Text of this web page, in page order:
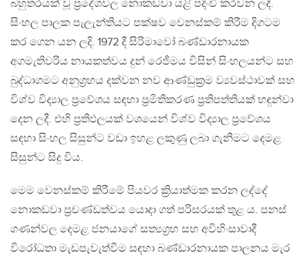
බහුතරයක් වූ ප්‍රදේශවල නොකඩවා යළි පදිංචි කරවන ලදී.
සිංහල පාලක පැලැන්තියට පක්ෂව වෙනස්කම් කිරීම දිගටම
කර ගෙන යන ලදි. 1972 දී සිරිමාවෝ බණ්ඩාරනායක
අගමැතිවරිය නායකත්වය දුන් රෙජීමය විසින් සිංහලයන්ට සහ
බුද්ධාගමට අනුග්‍රහය දක්වන නව ආණ්ඩුක්‍රම ව්‍යවස්ථාවක් සහ
විශ්ව විද්‍යාල ප්‍රවේශය සඳහා ප්‍රමිතිකරණ ප්‍රතිපත්තියක් හඳුන්වා
දෙන ලදී. එහි ප්‍රතිඵලයක් වශයෙන් විශ්ව විද්‍යාල ප්‍රවේශය
සඳහා සිංහල සිසුන්ට වඩා ඉහළ ලකුණු ලබා ගැනීමට දෙමළ
සිසුන්ට සිදු විය.
මෙම වෙනස්කම් කිරීමේ පියවර ක්‍රියාත්මක කරන ලද්දේ
නොකඩවා ප්‍රචණ්ඩත්වය යොදා ගත් පරිසරයක් තුළ ය. පනස්
ගණන්වල දෙමළ ජනයාගේ සත්‍යග්‍රහ සහ අවිහිංසාවාදී
විරෝධතා මැඩපැවැත්වීම සඳහා බණ්ඩාරනායක පාලනය මැර